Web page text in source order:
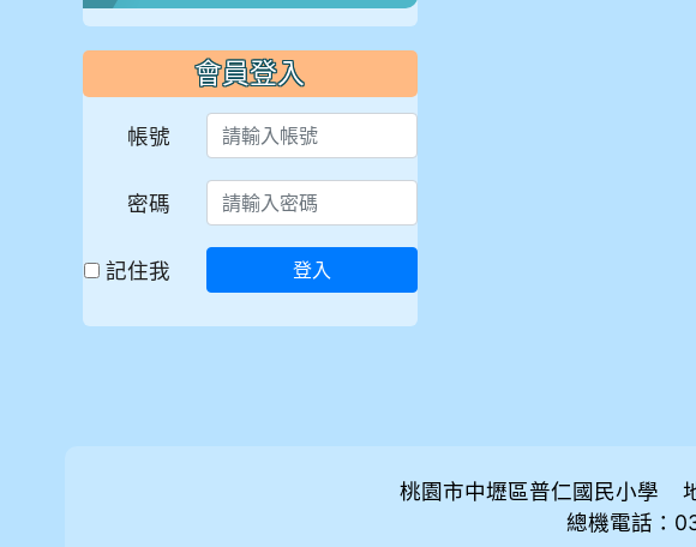
會員登入
帳號
密碼
記住我 登入
桃園市中壢區普仁國民小學
總機電話：